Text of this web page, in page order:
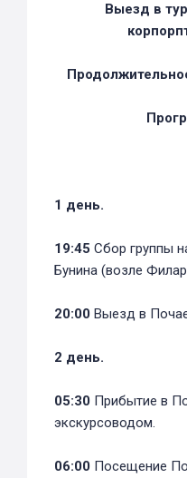
Выезд в
1 день.
19:45 Сбор группы
Бунина (возле
20:00 Выезд в
2 день.
05:30 Прибытие в
экскурсоводом.
06:00 Посещение